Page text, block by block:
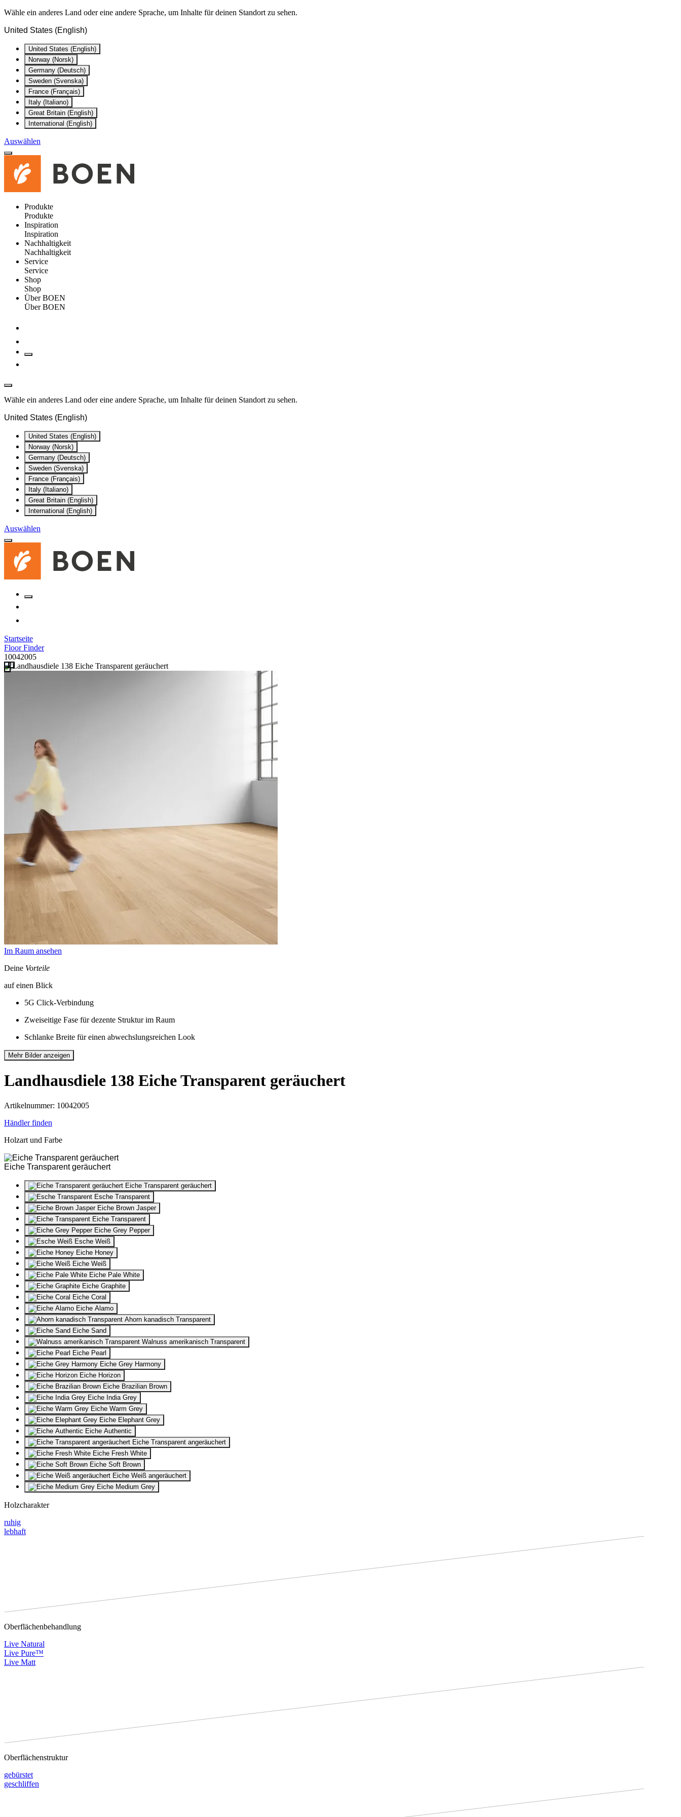
Wähle ein anderes Land oder eine andere Sprache, um Inhalte für deinen Standort zu sehen.
United States (English)
United States (English)
Norway (Norsk)
Germany (Deutsch)
Sweden (Svenska)
France (Français)
Italy (Italiano)
Great Britain (English)
International (English)
Auswählen
Produkte
Produkte
Inspiration
Inspiration
Nachhaltigkeit
Nachhaltigkeit
Service
Service
Shop
Shop
Über BOEN
Über BOEN
Wähle ein anderes Land oder eine andere Sprache, um Inhalte für deinen Standort zu sehen.
United States (English)
United States (English)
Norway (Norsk)
Germany (Deutsch)
Sweden (Svenska)
France (Français)
Italy (Italiano)
Great Britain (English)
International (English)
Auswählen
Startseite
Floor Finder
10042005
Im Raum ansehen
Deine Vorteile
auf einen Blick
5G Click-Verbindung
Zweiseitige Fase für dezente Struktur im Raum
Schlanke Breite für einen abwechslungsreichen Look
Mehr Bilder anzeigen
Landhausdiele 138 Eiche Transparent geräuchert
Artikelnummer: 10042005
Händler finden
Holzart und Farbe
Eiche Transparent geräuchert
Eiche Transparent geräuchert
Esche Transparent
Eiche Brown Jasper
Eiche Transparent
Eiche Grey Pepper
Esche Weiß
Eiche Honey
Eiche Weiß
Eiche Pale White
Eiche Graphite
Eiche Coral
Eiche Alamo
Ahorn kanadisch Transparent
Eiche Sand
Walnuss amerikanisch Transparent
Eiche Pearl
Eiche Grey Harmony
Eiche Horizon
Eiche Brazilian Brown
Eiche India Grey
Eiche Warm Grey
Eiche Elephant Grey
Eiche Authentic
Eiche Transparent angeräuchert
Eiche Fresh White
Eiche Soft Brown
Eiche Weiß angeräuchert
Eiche Medium Grey
Holzcharakter
ruhig
lebhaft
Oberflächenbehandlung
Live Natural
Live Pure™
Live Matt
Oberflächenstruktur
gebürstet
geschliffen